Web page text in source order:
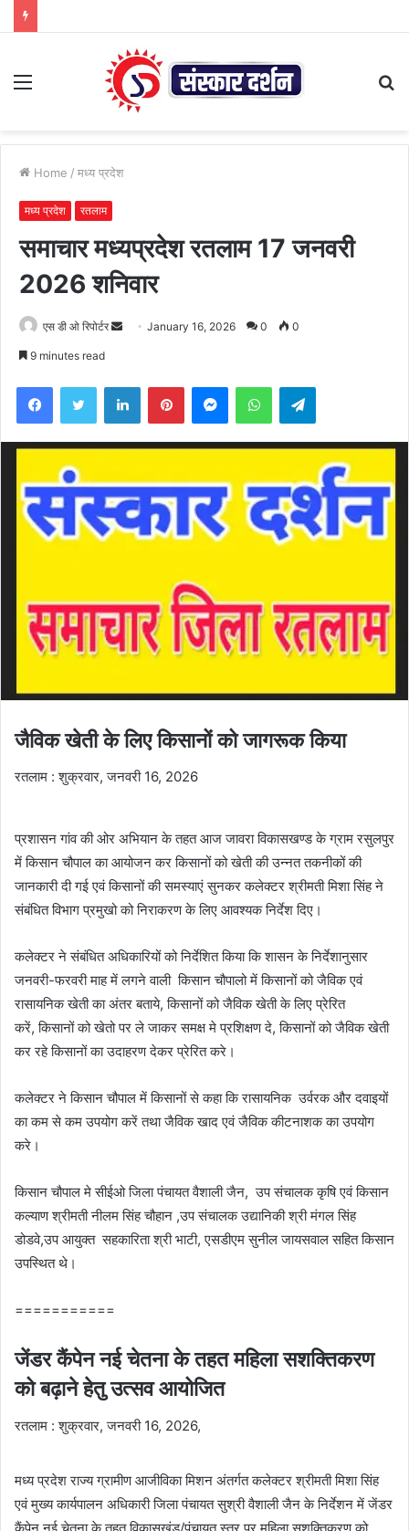
Menu
Home / मध्य प्रदेश
मध्य प्रदेश रतलाम
समाचार मध्यप्रदेश रतलाम 17 जनवरी
2026 शनिवार
एस डी ओ रिपोर्टर
Send January 16, 2026 0 0
9 minutes read
FacebookTwitter LinkedInPinterestMessengerWhatsAppTelegram
जैविक खेती के लिए किसानों को जागरूक किया
रतलाम : शुक्रवार, जनवरी 16, 2026
प्रशासन गांव की ओर अभियान के तहत आज जावरा विकासखण्ड के ग्राम रसुलपुर
में किसान चौपाल का आयोजन कर किसानों को खेती की उन्नत तकनीकों की
जानकारी दी गई एवं किसानों की समस्याएं सुनकर कलेक्टर श्रीमती मिशा सिंह ने
संबंधित विभाग प्रमुखो को निराकरण के लिए आवश्यक निर्देश दिए।
कलेक्टर ने संबंधित अधिकारियों को निर्देशित किया कि शासन के निर्देशानुसार
जनवरी-फरवरी माह में लगने वाली किसान चौपालो में किसानों को जैविक एवं
रासायनिक खेती का अंतर बताये, किसानों को जैविक खेती के लिए प्रेरित
करें, किसानों को खेतो पर ले जाकर समक्ष मे प्रशिक्षण दे, किसानों को जैविक खेती
कर रहे किसानों का उदाहरण देकर प्रेरित करे।
कलेक्टर ने किसान चौपाल में किसानों से कहा कि रासायनिक उर्वरक और दवाइयों
का कम से कम उपयोग करें तथा जैविक खाद एवं जैविक कीटनाशक का उपयोग
करे।
किसान चौपाल मे सीईओ जिला पंचायत वैशाली जैन, उप संचालक कृषि एवं किसान
कल्याण श्रीमती नीलम सिंह चौहान ,उप संचालक उद्यानिकी श्री मंगल सिंह
डोडवे,उप आयुक्त सहकारिता श्री भाटी, एसडीएम सुनील जायसवाल सहित किसान
उपस्थित थे।
===========
जेंडर कैंपेन नई चेतना के तहत महिला सशक्तिकरण
को बढ़ाने हेतु उत्सव आयोजित
रतलाम : शुक्रवार, जनवरी 16, 2026,
मध्य प्रदेश राज्य ग्रामीण आजीविका मिशन अंतर्गत कलेक्टर श्रीमती मिशा सिंह
एवं मुख्य कार्यपालन अधिकारी जिला पंचायत सुश्री वैशाली जैन के निर्देशन में जेंडर
कैंपेन नई चेतना के तहत विकासखंड/पंचायत स्तर पर महिला सशक्तिकरण को